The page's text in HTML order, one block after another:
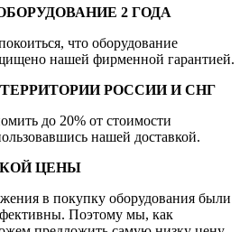
2 ГОДА
что оборудование
нашей фирменной гарантией.
РОССИИ И СНГ
до 20% от стоимости
нашей доставкой.
ЦЕНЫ
в покупку оборудования были
Поэтому мы, как